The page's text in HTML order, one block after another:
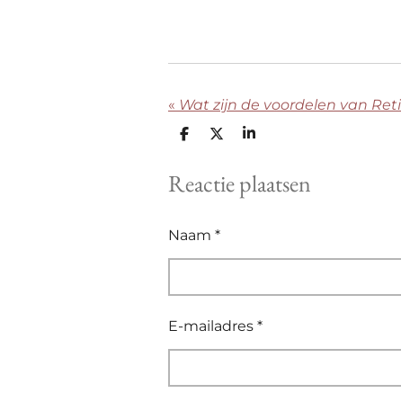
« Wat zijn de voordelen van
D
e
n
D
l
S
r
e
Reactie plaatsen
Naam *
E-mailadres *